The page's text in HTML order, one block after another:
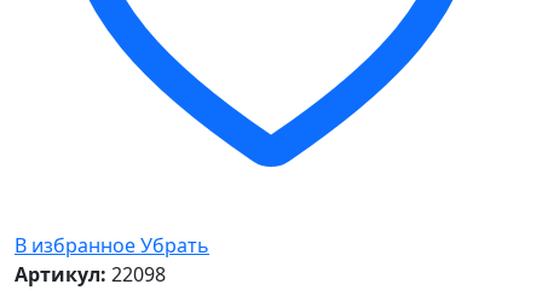
В избранноеУбрать
Артикул: 22098